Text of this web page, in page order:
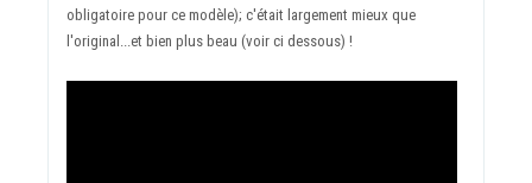
obligatoire pour ce modèle); c'était largement mieux que
l'original...et bien plus beau (voir ci dessous) !